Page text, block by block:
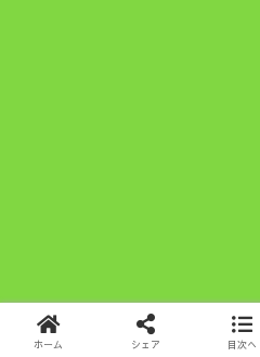
ホーム シェア 目次へ